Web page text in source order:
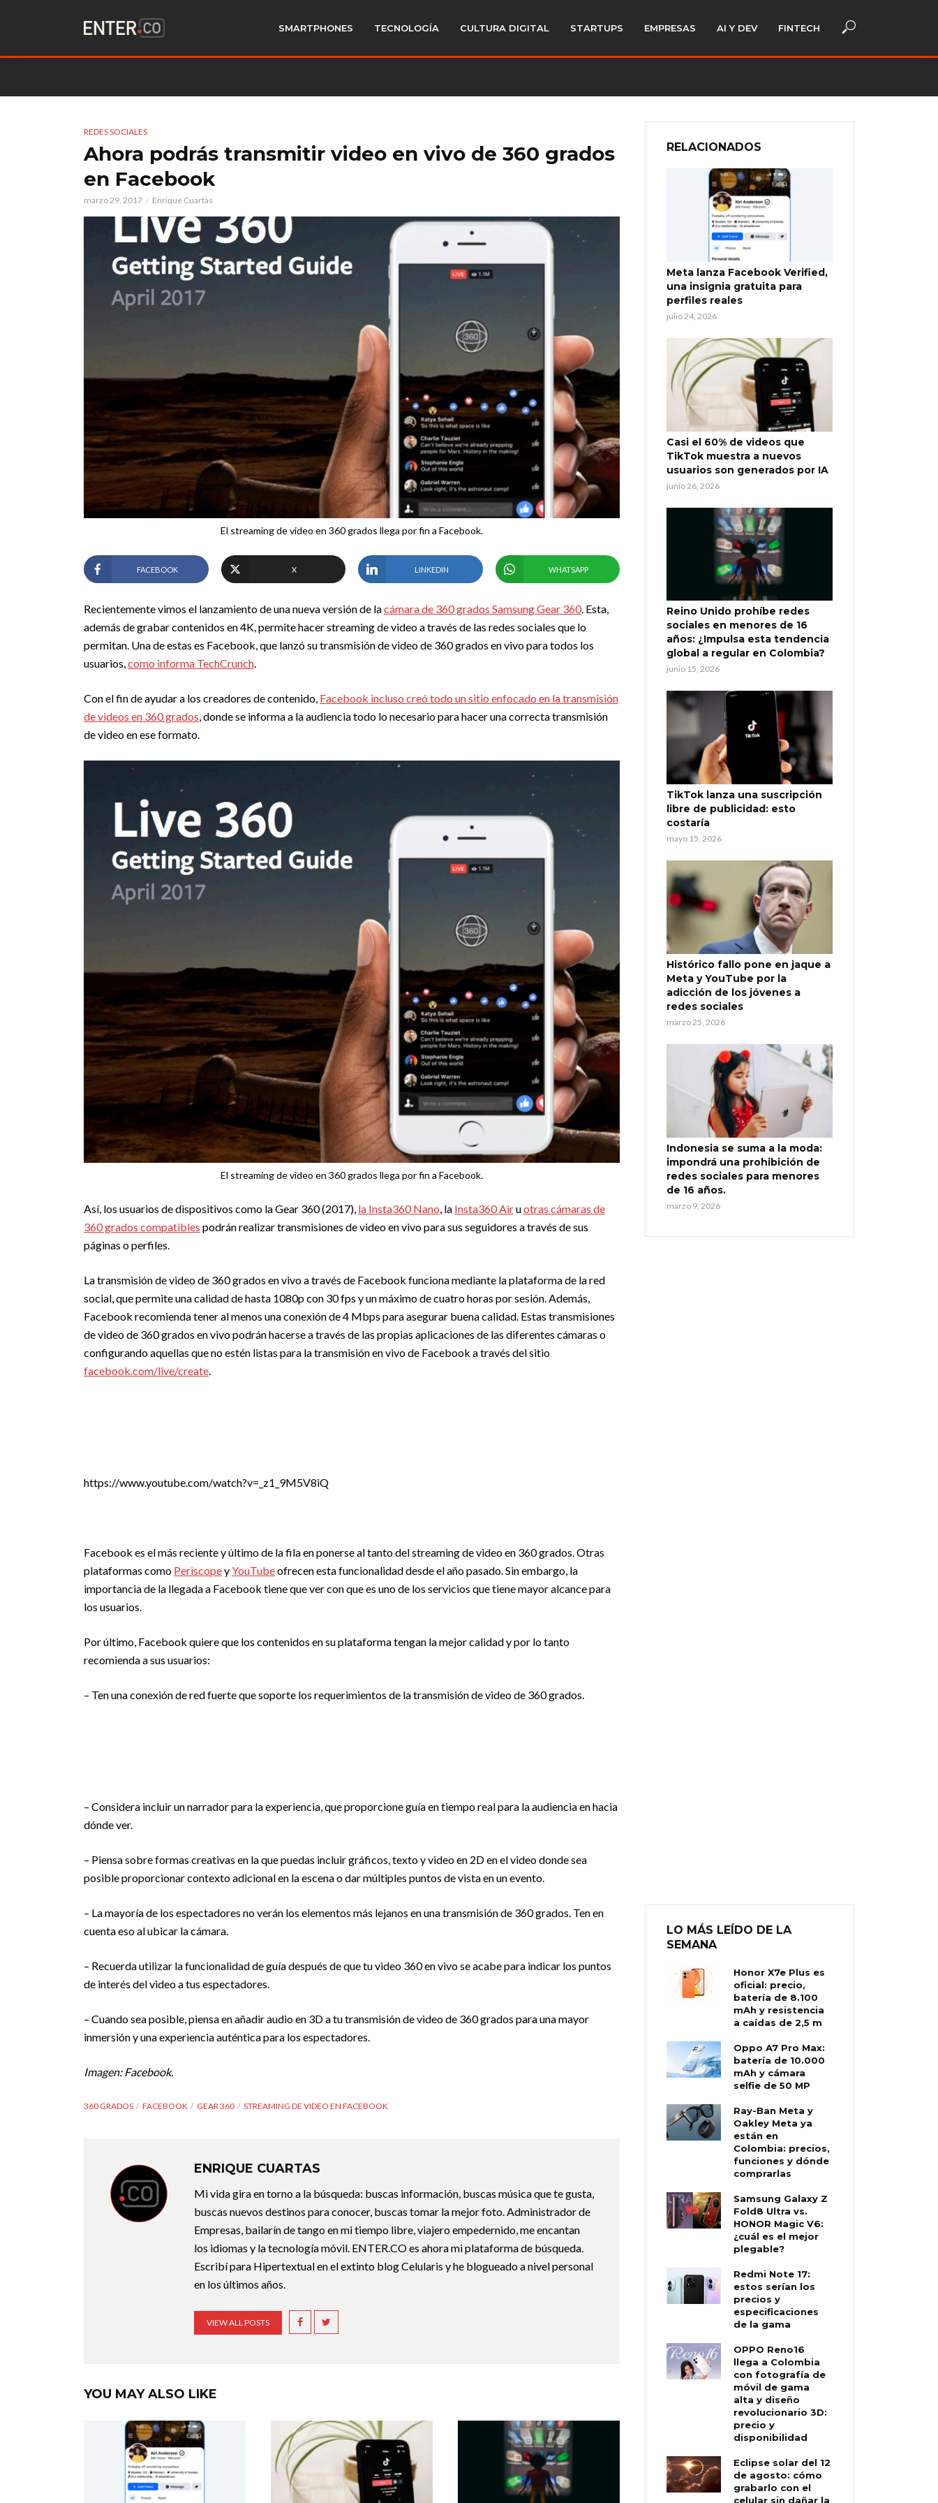
SMARTPHONES TECNOLOGÍA CULTURA DIGITAL STARTUPS EMPRESAS AI Y DEV FINTECH
REDES SOCIALES
Ahora podrás transmitir video en vivo de 360 grados
en Facebook
marzo 29, 2017 Enrique Cuartas
El streaming de video en 360 grados llega por fin a Facebook.
FACEBOOK X LINKEDIN WHATSAPP
Recientemente vimos el lanzamiento de una nueva versión de lacámara de 360 grados Samsung Gear 360. Esta,
además de grabar contenidos en 4K, permite hacer streaming de video a través de las redes sociales que lo
permitan. Una de estas es Facebook, que lanzó su transmisión de video de 360 grados en vivo para todos los
usuarios,como informa TechCrunch.
Con el fin de ayudar a los creadores de contenido, Facebook incluso creó todo un sitio enfocado en la transmisión
de videos en 360 grados, donde se informa a la audiencia todo lo necesario para hacer una correcta transmisión
de video en ese formato.
El streaming de video en 360 grados llega por fin a Facebook.
Así, los usuarios de dispositivos como la Gear 360 (2017), la Insta360 Nano , la Insta360 Airuotras cámaras de
360 grados compatibles podrán realizar transmisiones de video en vivo para sus seguidores a través de sus
páginas o perfiles.
La transmisión de video de 360 grados en vivo a través de Facebook funciona mediante la plataforma de la red
social, que permite una calidad de hasta 1080p con 30 fps y un máximo de cuatro horas por sesión. Además,
Facebook recomienda tener al menos una conexión de 4 Mbps para asegurar buena calidad. Estas transmisiones
de video de 360 grados en vivo podrán hacerse a través de las propias aplicaciones de las diferentes cámaras o
configurando aquellas que no estén listas para la transmisión en vivo de Facebook a través del sitio
facebook.com/live/create
https://www.youtube.com/watch?v=_z1_9M5V8iQ
Facebook es el más reciente y último de la fila en ponerse al tanto del streaming de video en 360 grados. Otras
plataformas como PeriscopeyYouTubeofrecen esta funcionalidad desde el año pasado. Sin embargo, la
importancia de la llegada a Facebook tiene que ver con que es uno de los servicios que tiene mayor alcance para
los usuarios.
Por último, Facebook quiere que los contenidos en su plataforma tengan la mejor calidad y por lo tanto
recomienda a sus usuarios:
– Ten una conexión de red fuerte que soporte los requerimientos de la transmisión de video de 360 grados.
– Considera incluir un narrador para la experiencia, que proporcione guía en tiempo real para la audiencia en hacia
dónde ver.
– Piensa sobre formas creativas en la que puedas incluir gráficos, texto y video en 2D en el video donde sea
posible proporcionar contexto adicional en la escena o dar múltiples puntos de vista en un evento.
– La mayoría de los espectadores no verán los elementos más lejanos en una transmisión de 360 grados. Ten en
cuenta eso al ubicar la cámara.
– Recuerda utilizar la funcionalidad de guía después de que tu video 360 en vivo se acabe para indicar los puntos
de interés del video a tus espectadores.
– Cuando sea posible, piensa en añadir audio en 3D a tu transmisión de video de 360 grados para una mayor
inmersión y una experiencia auténtica para los espectadores.
Imagen: Facebook.
360 GRADOS FACEBOOK GEAR 360 STREAMING DE VIDEO EN FACEBOOK
ENRIQUE CUARTAS
Mi vida gira en torno a la búsqueda: buscas información, buscas música que te gusta,
buscas nuevos destinos para conocer, buscas tomar la mejor foto. Administrador de
Empresas, bailarín de tango en mi tiempo libre, viajero empedernido, me encantan
los idiomas y la tecnología móvil. ENTER.CO es ahora mi plataforma de búsqueda.
Escribí para Hipertextual en el extinto blog Celularis y he blogueado a nivel personal
en los últimos años.
VIEW ALL POSTS
YOU MAY ALSO LIKE
RELACIONADOS
Meta lanza Facebook Verified,
una insignia gratuita para
perfiles reales
julio 24, 2026
Casi el 60% de videos que
TikTok muestra a nuevos
usuarios son generados por IA
junio 26, 2026
Reino Unido prohíbe redes
sociales en menores de 16
años: ¿Impulsa esta tendencia
global a regular en Colombia?
junio 15, 2026
TikTok lanza una suscripción
libre de publicidad: esto
costaría
mayo 15, 2026
Histórico fallo pone en jaque a
Meta y YouTube por la
adicción de los jóvenes a
redes sociales
marzo 25, 2026
Indonesia se suma a la moda:
impondrá una prohibición de
redes sociales para menores
de 16 años.
marzo 9, 2026
LO MÁS LEÍDO DE LA
SEMANA
Honor X7e Plus es
oficial: precio,
batería de 8.100
mAh y resistencia
a caídas de 2,5 m
Oppo A7 Pro Max:
batería de 10.000
mAh y cámara
selfie de 50 MP
Ray-Ban Meta y
Oakley Meta ya
están en
Colombia: precios,
funciones y dónde
comprarlas
Samsung Galaxy Z
Fold8 Ultra vs.
HONOR Magic V6:
¿cuál es el mejor
plegable?
Redmi Note 17:
estos serían los
precios y
especificaciones
de la gama
OPPO Reno16
llega a Colombia
con fotografía de
móvil de gama
alta y diseño
revolucionario 3D:
precio y
disponibilidad
Eclipse solar del 12
de agosto: cómo
grabarlo con el
celular sin dañar la